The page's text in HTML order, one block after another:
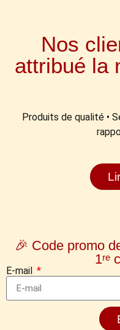
Nos
attribué la
Produits de qualité •
🎉 Code promo
1ʳᵉ
E-mail